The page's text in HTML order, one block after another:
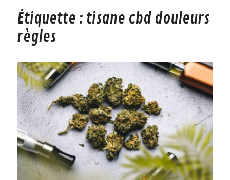
Étiquette : tisane cbd douleurs
règles